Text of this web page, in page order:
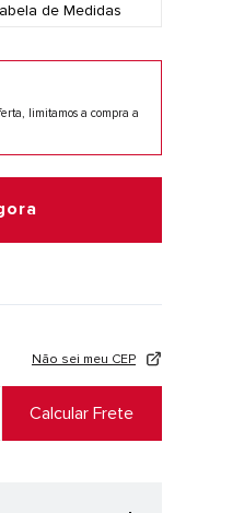
de Medidas
limitamos a compra a
Não sei meu CEP